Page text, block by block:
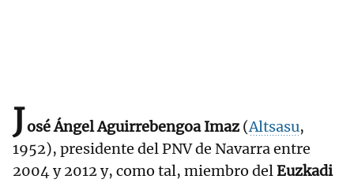
José Ángel Aguirrebengoa Imaz (Altsasu,
1952), presidente del PNV de Navarra entre
2004 y 2012 y, como tal, miembro delEuzkadi